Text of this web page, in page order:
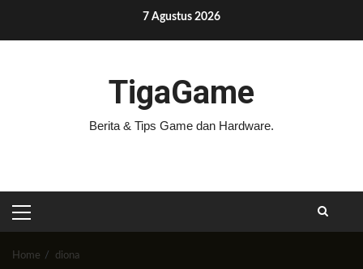
content
7 Agustus 2026
TigaGame
Berita & Tips Game dan Hardware.
PRIMARY
MENU
Home diona